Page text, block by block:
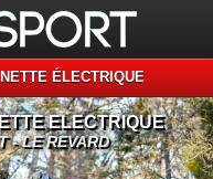
ÉLECTRIQUE
ELECTRIQUE
- LE REVARD